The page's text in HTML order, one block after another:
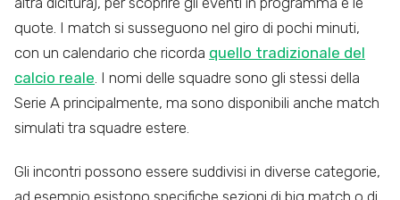
quote. I match si susseguono nel giro di pochi minuti,
con un calendario che ricorda quello tradizionale del
calcio reale. I nomi delle squadre sono gli stessi della
Serie A principalmente, ma sono disponibili anche match
simulati tra squadre estere.
Gli incontri possono essere suddivisi in diverse categorie,
ad esempio esistono specifiche sezioni di big match o di